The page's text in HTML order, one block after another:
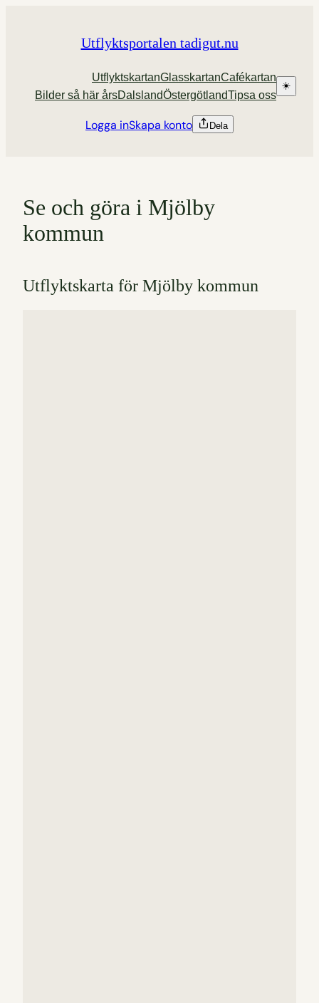
Utflyktsportalen tadigut.nu
UtflyktskartanGlasskartanCafékartan
Bilder så här årsDalslandÖstergötlandTipsa oss
☀️
Logga inSkapa konto Dela
Se och göra i Mjölby
kommun
Utflyktskarta för Mjölby kommun